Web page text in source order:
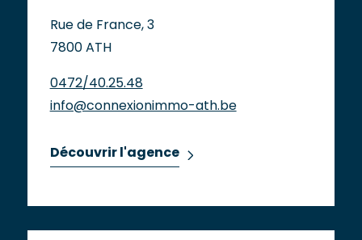
Rue de France, 3
7800 ATH
0472/40.25.48
info@connexionimmo-ath.be
Découvrir l'agence